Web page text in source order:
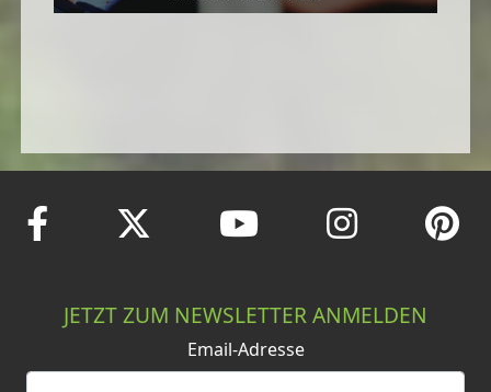
JETZT ZUM NEWSLETTER ANMELDEN
Email-Adresse